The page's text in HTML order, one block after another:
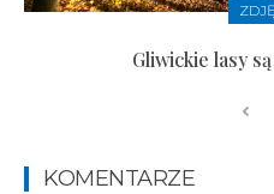
Gliwickie lasy
KOMENTARZE